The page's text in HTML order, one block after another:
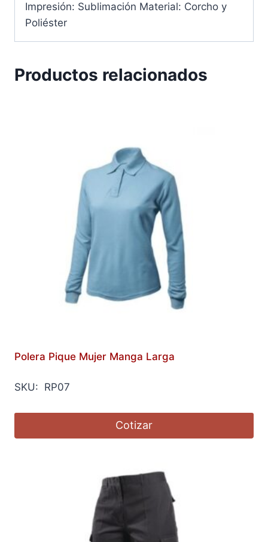
Impresión: Sublimación Material: Corcho y
Poliéster
Productos relacionados
Polera Pique Mujer Manga Larga
SKU: RP07
Cotizar